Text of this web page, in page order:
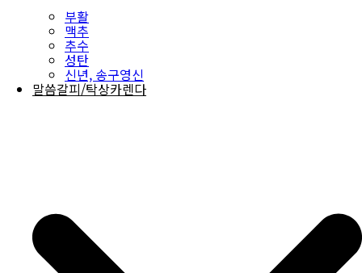
부활
맥추
추수
성탄
신년, 송구영신
말씀갈피/탁상카렌다